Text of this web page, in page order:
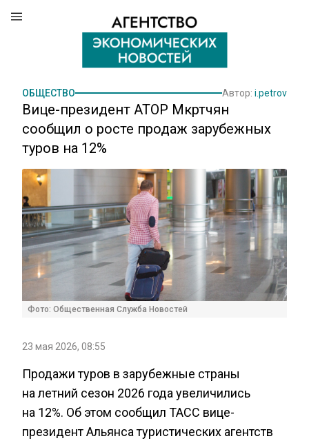
ОБЩЕСТВО Автор: i.petrov
Вице-президент АТОР Мкртчян
сообщил о росте продаж зарубежных
туров на 12%
Фото: Общественная Служба Новостей
23 мая 2026, 08:55
Продажи туров в зарубежные страны
на летний сезон 2026 года увеличились
на 12%. Об этом сообщил ТАСС вице-
президент Альянса туристических агентств